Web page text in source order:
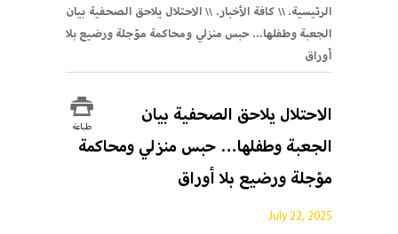
الرئيسية.\\كافة الأخبار. \\ الاحتلال يلاحق الصحفية بيان
الجعبة وطفلها… حبس منزلي ومحاكمة مؤجلة ورضيع بلا
أوراق
طباعة
الاحتلال يلاحق الصحفية بيان
الجعبة وطفلها… حبس منزلي ومحاكمة
مؤجلة ورضيع بلا أوراق
July 22, 2025